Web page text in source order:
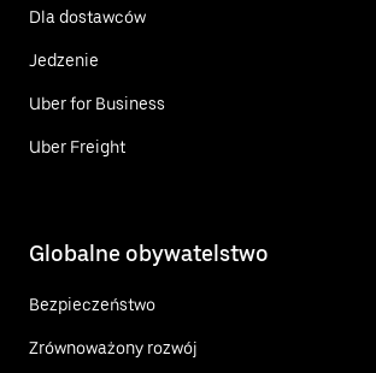
Dla dostawców
Jedzenie
Uber for Business
Uber Freight
Globalne obywatelstwo
Bezpieczeństwo
Zrównoważony rozwój